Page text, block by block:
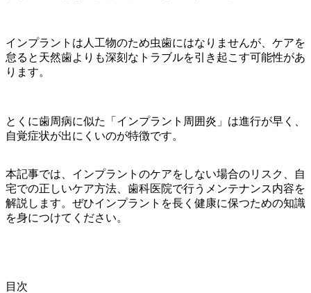
インプラントは人工物のため虫歯にはなりませんが、ケアを
怠ると天然歯よりも深刻なトラブルを引き起こす可能性があ
ります。
とくに歯周病に似た「インプラント周囲炎」は進行が早く、
自覚症状が出にくいのが特徴です。
本記事では、インプラントのケアをしない場合のリスク、自
宅での正しいケア方法、歯科医院で行うメンテナンス内容を
解説します。 ぜひインプラントを長く健康に保つための知識
を身につけてください。
目次